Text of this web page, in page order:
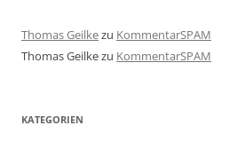
Thomas Geilkezu KommentarSPAM
Thomas Geilkezu KommentarSPAM
KATEGORIEN